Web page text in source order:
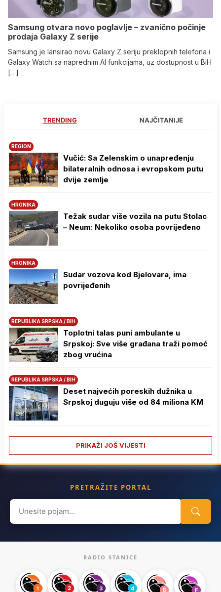
Samsung otvara novo poglavlje – zvanično počinje
prodaja Galaxy Z serije
Samsung je lansirao novu Galaxy Z seriju preklopnih telefona i
Galaxy Watch sa naprednim AI funkcijama, uz dostupnost u BiH
[…]
TRENDING NAJČITANIJE
REGION
Vučić: Sa Zelenskim o unapređenju
bilateralnih odnosa i evropskom putu
dvije zemlje
HRONIKA
Težak sudar više vozila na putu Stolac
– Neum: Nekoliko osoba povrijeđeno
HRONIKA
Sudar vozova kod Bjelovara, ima
povrijeđenih
REPUBLIKA SRPSKA / BIH
Toplotni talas puni ambulante u
Srpskoj: Sve više građana traži pomoć
zbog vrućina
REPUBLIKA SRPSKA / BIH
Deset najvećih poreskih dužnika u
Srpskoj duguju više od 84 miliona KM
PRIKAŽI JOŠ VIJESTI
PRETRAŽITE PORTAL
Search
for:
RADIO STANICE